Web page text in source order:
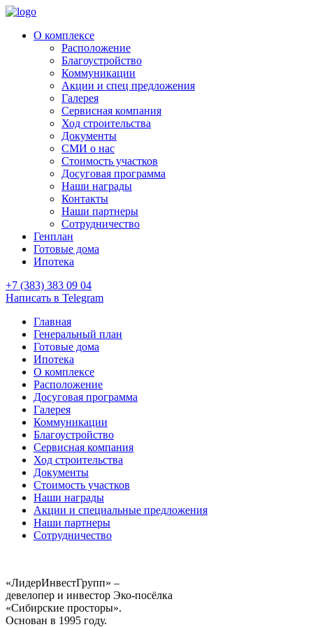
О комплексе
Расположение
Благоустройство
Коммуникации
Акции и спец предложения
Галерея
Сервисная компания
Ход строительства
Документы
СМИ о нас
Стоимость участков
Досуговая программа
Наши награды
Контакты
Наши партнеры
Сотрудничество
Генплан
Готовые дома
Ипотека
+7 (383) 383 09 04
Написать в Telegram
Главная
Генеральный план
Готовые дома
Ипотека
О комплексе
Расположение
Досуговая программа
Галерея
Коммуникации
Благоустройство
Сервисная компания
Ход строительства
Документы
Стоимость участков
Наши награды
Акции и специальные предложения
Наши партнеры
Сотрудничество
«ЛидерИнвестГрупп» –
девелопер и инвестор Эко-посёлка
«Сибирские просторы».
Основан в 1995 году.